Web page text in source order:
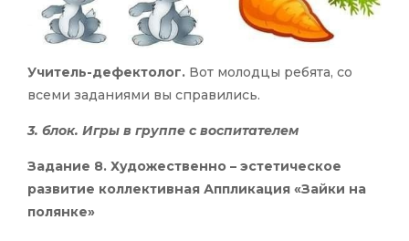
Учитель-дефектолог. Вот молодцы ребята, со
всеми заданиями вы справились.
3. блок. Игры в группе с воспитателем
Задание 8. Художественно – эстетическое
развитие коллективная Аппликация «Зайки на
полянке»